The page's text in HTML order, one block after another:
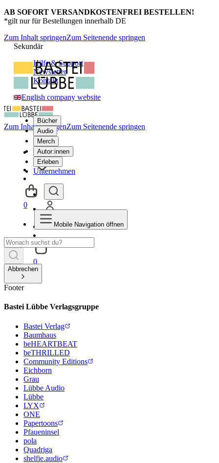
AB SOFORT VERSANDKOSTENFREI BESTELLEN!
*gilt nur für Bestellungen innerhalb DE
Zum Inhalt springenZum Seitenende springen
Sekundär
Hilfe & Support
Newsletter
Kontakt
English company website
Bücher
Audio
Merch
Autor:innen
Erleben
Unternehmen
0
Zum Inhalt springenZum Seitenende springen
0
Mobile Navigation öffnen
Abbrechen
Footer
Bastei Lübbe Verlagsgruppe
Bastei Verlag
Baumhaus
beHEARTBEAT
beTHRILLED
Community Editions
Eichborn
Grau
Lübbe Audio
Lübbe
LYX
ONE
Papertoons
Pfaueninsel
pola
Quadriga
shelfie.audio